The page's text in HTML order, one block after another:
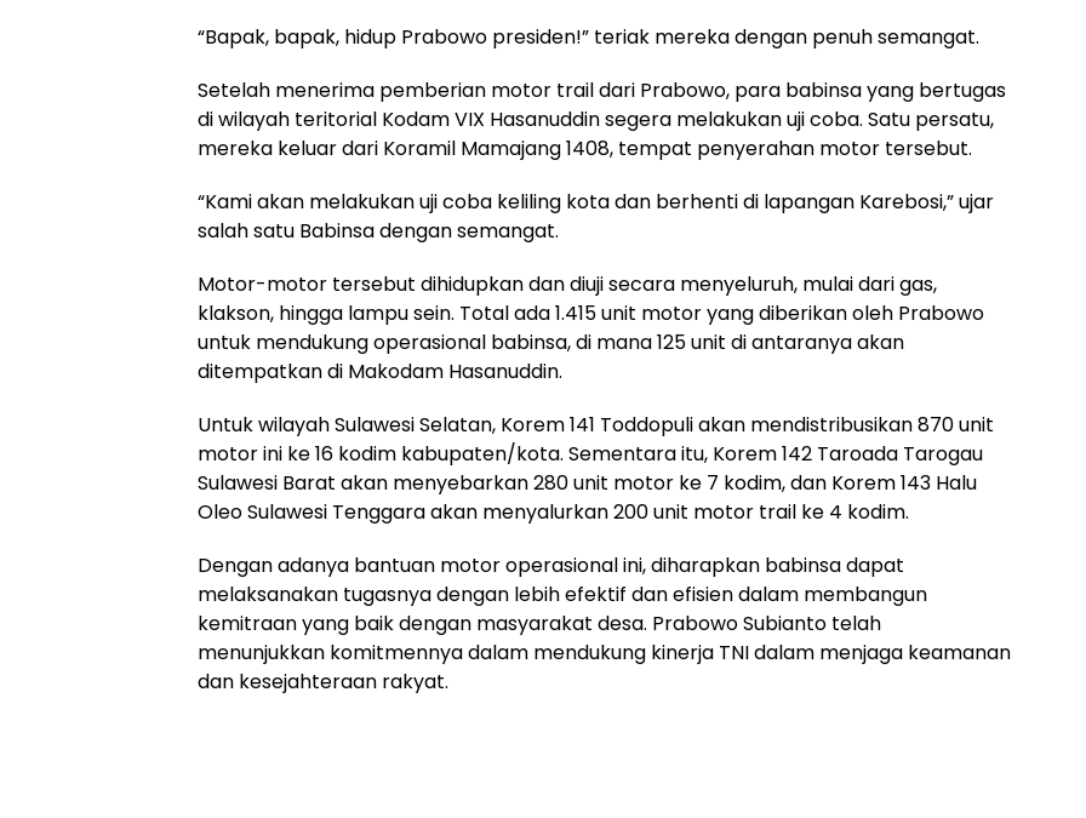
“Bapak, bapak, hidup Prabowo presiden!” teriak mereka dengan penuh semangat.
Setelah menerima pemberian motor trail dari Prabowo, para babinsa yang bertugas
di wilayah teritorial Kodam VIX Hasanuddin segera melakukan uji coba. Satu persatu,
mereka keluar dari Koramil Mamajang 1408, tempat penyerahan motor tersebut.
“Kami akan melakukan uji coba keliling kota dan berhenti di lapangan Karebosi,” ujar
salah satu Babinsa dengan semangat.
Motor-motor tersebut dihidupkan dan diuji secara menyeluruh, mulai dari gas,
klakson, hingga lampu sein. Total ada 1.415 unit motor yang diberikan oleh Prabowo
untuk mendukung operasional babinsa, di mana 125 unit di antaranya akan
ditempatkan di Makodam Hasanuddin.
Untuk wilayah Sulawesi Selatan, Korem 141 Toddopuli akan mendistribusikan 870 unit
motor ini ke 16 kodim kabupaten/kota. Sementara itu, Korem 142 Taroada Tarogau
Sulawesi Barat akan menyebarkan 280 unit motor ke 7 kodim, dan Korem 143 Halu
Oleo Sulawesi Tenggara akan menyalurkan 200 unit motor trail ke 4 kodim.
Dengan adanya bantuan motor operasional ini, diharapkan babinsa dapat
melaksanakan tugasnya dengan lebih efektif dan efisien dalam membangun
kemitraan yang baik dengan masyarakat desa. Prabowo Subianto telah
menunjukkan komitmennya dalam mendukung kinerja TNI dalam menjaga keamanan
dan kesejahteraan rakyat.